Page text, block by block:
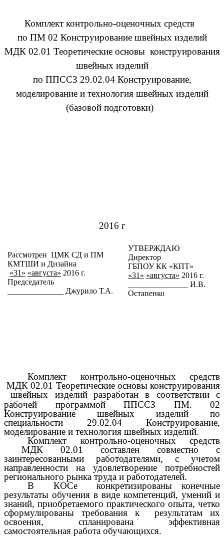
Комплект контрольно-оценочных средств
по ПМ 02 Конструирование швейных изделий
МДК 02.01 Теоретические основы конструирования
швейных изделий
по ППССЗ 29.02.04 Конструирование,
моделирование и технология швейных изделий
(базовой подготовки)
2016 г
Рассмотрен ЦМК СД и ПМ
КМТШИ и Дизайна
«31» «августа» 2016 г.
Председатель
______________ Джурило Т.А.
УТВЕРЖДАЮ
Директор
ГБПОУ КК «КПТ»
«31» «августа» 2016 г.
_______________ И.В.
Остапенко
Комплект контрольно-оценочных средств
МДК 02.01 Теоретические основы конструирования
швейных изделий разработан в соответствии с
рабочей программой ППССЗ
ПМ. 02
Конструирование швейных изделий по
специальности 29.02.04 Конструирование,
моделирование и технология швейных изделий.
Комплект контрольно-оценочных средств
МДК 02.01 составлен совместно с
заинтересованными работодателями, с учетом
направленности на удовлетворение потребностей
регионального рынка труда и работодателей.
В КОСе конкретизированы конечные
результаты обучения в виде компетенций, умений и
знаний, приобретаемого практического опыта, четко
сформулированы требования к результатам их
освоения, спланирована эффективная
самостоятельная работа обучающихся.